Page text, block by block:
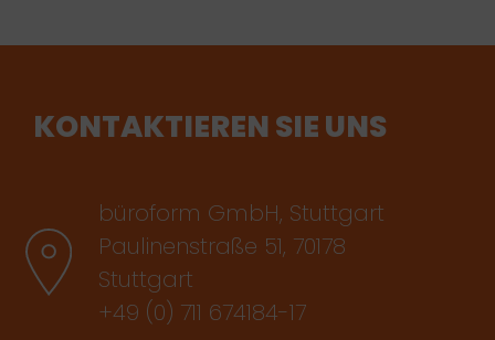
KONTAKTIEREN SIE UNS
büroform GmbH, Stuttgart
Paulinenstraße 51, 70178
Stuttgart
+49 (0) 711 674184-17